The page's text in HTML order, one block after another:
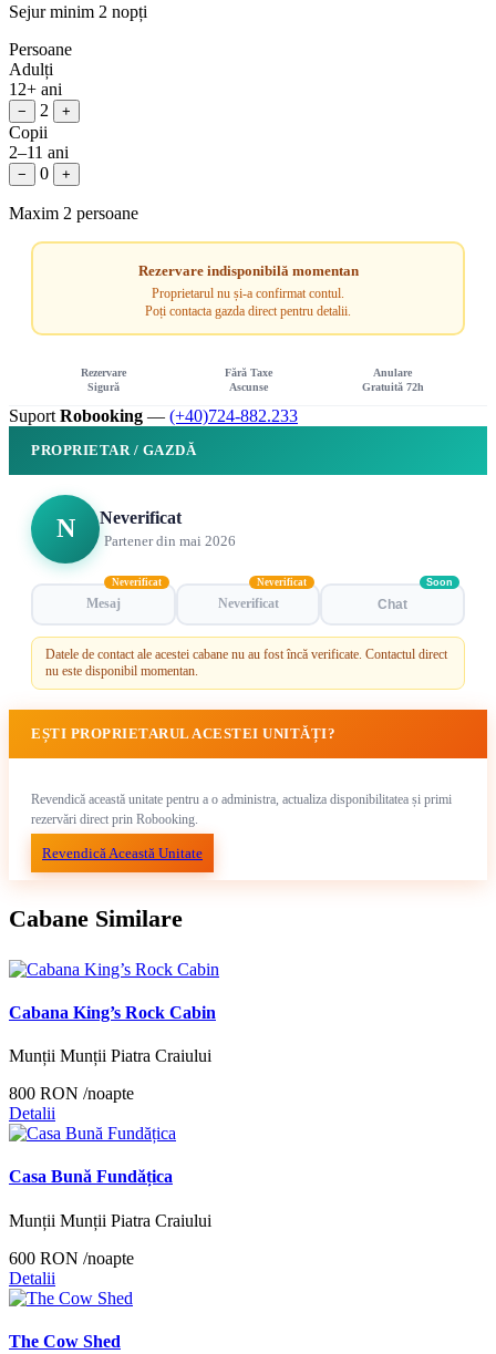
Sejur minim 2 nopți
Persoane
Adulți
12+ ani
− 2 +
Copii
2–11 ani
− 0 +
Maxim 2 persoane
Rezervare indisponibilă momentan
Proprietarul nu și-a confirmat contul.
Poți contacta gazda direct pentru detalii.
Rezervare
Sigură
Fără Taxe
Ascunse
Anulare
Gratuită 72h
Suport Robooking — (+40)724-882.233
PROPRIETAR / GAZDĂ
N Neverificat
Partener din mai 2026
Mesaj
Neverificat
Neverificat
Neverificat
Chat
Soon
Datele de contact ale acestei cabane nu au fost încă verificate. Contactul direct
nu este disponibil momentan.
EȘTI PROPRIETARUL ACESTEI UNITĂȚI?
Revendică această unitate pentru a o administra, actualiza disponibilitatea și primi
rezervări direct prin Robooking.
Revendică Această Unitate
Cabane Similare
Cabana King’s Rock Cabin
Munții Munții Piatra Craiului
800 RON /noapte
Detalii
Casa Bună Fundățica
Munții Munții Piatra Craiului
600 RON /noapte
Detalii
The Cow Shed